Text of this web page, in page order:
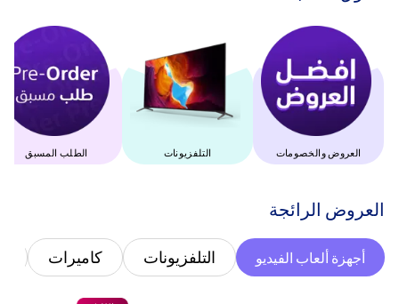
العروض والخصومات التلفزيونات الطلب المسبق
‫العروض الرائجة‬
أجهزة ألعاب الفيديو التلفزيونات كاميرات